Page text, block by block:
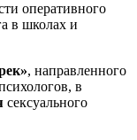
оперативного
в школах и
, направленного
в
сексуального